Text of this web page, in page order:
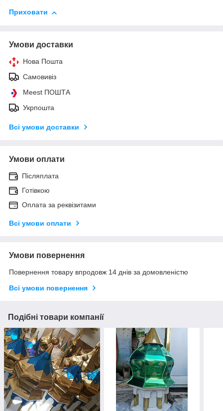
Приховати
Умови доставки
Нова Пошта
Самовивіз
Meest ПОШТА
Укрпошта
Всі умови доставки
Умови оплати
Післяплата
Готівкою
Оплата за реквізитами
Всі умови оплати
Умови повернення
Повернення товару впродовж 14 днів за домовленістю
Всі умови повернення
Подібні товари компанії